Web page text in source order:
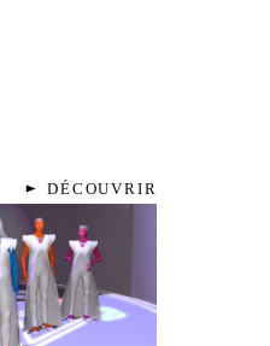
DÉCOUVRIR